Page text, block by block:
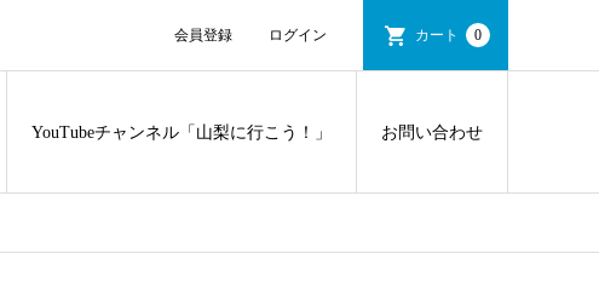
会員登録 ログイン カート 0
YouTubeチャンネル「山梨に行こう！」 お問い合わせ